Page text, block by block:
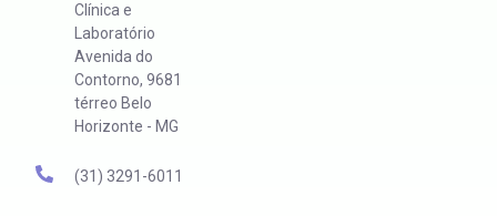
Clínica e
Laboratório
Avenida do
Contorno, 9681
térreo Belo
Horizonte - MG
(31) 3291-6011